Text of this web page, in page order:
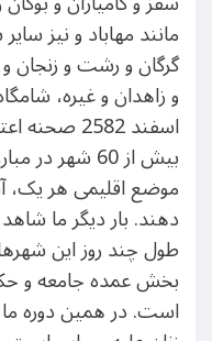
مانند مهاباد و نیز
گرگان و رشت و زنجان
اسفند
بیش از 60
موضع اقلیمی هر یک،
دهند. بار دیگر ما
طول چند روز این
بخش عمده جامعه و
است. در همین دوره